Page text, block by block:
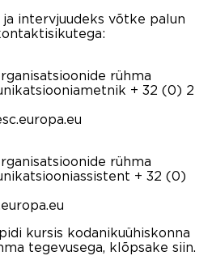
ja intervjuudeks võtke palun
rühma
+ 32 (0) 2
rühma
+ 32 (0)
kursis kodanikuühiskonna
tegevusega, klõpsake siin.